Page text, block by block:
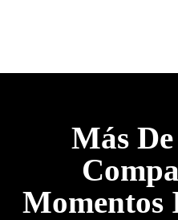
Más
Momentos